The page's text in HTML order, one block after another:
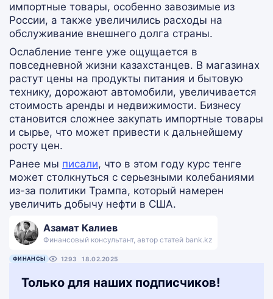
импортные товары, особенно завозимые из
России, а также увеличились расходы на
обслуживание внешнего долга страны.
Ослабление тенге уже ощущается в
повседневной жизни казахстанцев. В магазинах
растут цены на продукты питания и бытовую
технику, дорожают автомобили, увеличивается
стоимость аренды и недвижимости. Бизнесу
становится сложнее закупать импортные товары
и сырье, что может привести к дальнейшему
росту цен.
Ранее мы писали, что в этом году курс тенге
может столкнуться с серьезными колебаниями
из-за политики Трампа, который намерен
увеличить добычу нефти в США.
Азамат Калиев
Финансовый консультант, автор статей bank.kz
ФИНАНСЫ 1293 18.02.2025
Только для наших подписчиков!